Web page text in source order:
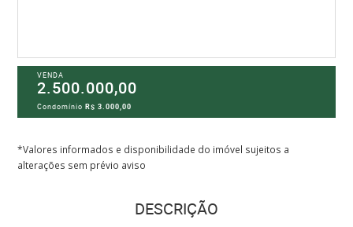
VENDA
2.500.000,00
CondomínioR$ 3.000,00
*Valores informados e disponibilidade do imóvel sujeitos a
alterações sem prévio aviso
DESCRIÇÃO